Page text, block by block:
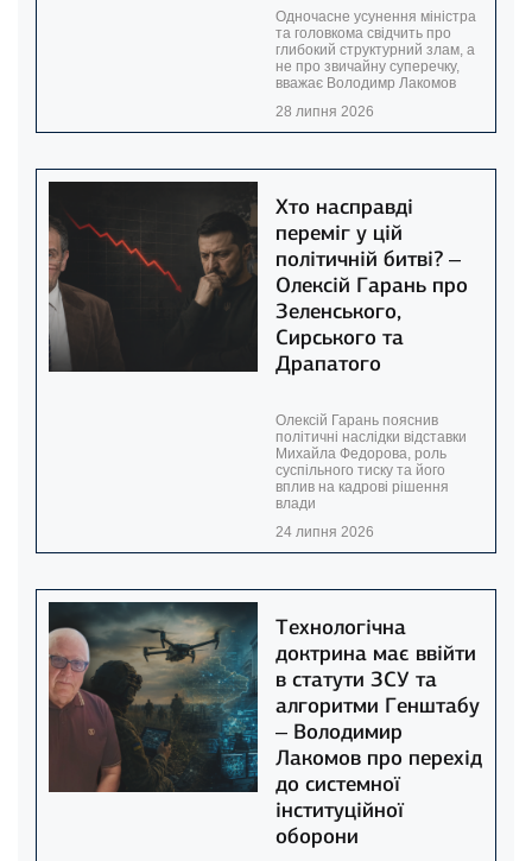
Одночасне усунення міністра
та головкома свідчить про
глибокий структурний злам, а
не про звичайну суперечку,
вважає Володимр Лакомов
28 липня 2026
Хто насправді
переміг у цій
політичній битві? –
Олексій Гарань про
Зеленського,
Сирського та
Драпатого
Олексій Гарань пояснив
політичні наслідки відставки
Михайла Федорова, роль
суспільного тиску та його
вплив на кадрові рішення
влади
24 липня 2026
Технологічна
доктрина має ввійти
в статути ЗСУ та
алгоритми Генштабу
– Володимир
Лакомов про перехід
до системної
інституційної
оборони